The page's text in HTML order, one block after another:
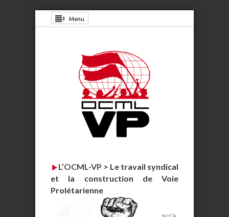
Menu
L’OCML-VP > Le travail syndical
et la construction de Voie
Prolétarienne